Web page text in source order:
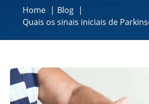
Home
Blog
Quais os sinais iniciais de